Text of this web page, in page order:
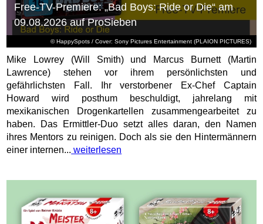
© HappySpots / Cover: Sony Pictures Entertainment (PLAION PICTURES)
Free-TV-Premiere: „Bad Boys: Ride or Die“ am
09.08.2026 auf ProSieben
Mike Lowrey (Will Smith) und Marcus Burnett (Martin
Lawrence) stehen vor ihrem persönlichsten und
gefährlichsten Fall. Ihr verstorbener Ex-Chef Captain
Howard wird posthum beschuldigt, jahrelang mit
mexikanischen Drogenkartellen zusammengearbeitet zu
haben. Das Ermittler-Duo setzt alles daran, den Namen
ihres Mentors zu reinigen. Doch als sie den Hintermännern
einer internen... weiterlesen